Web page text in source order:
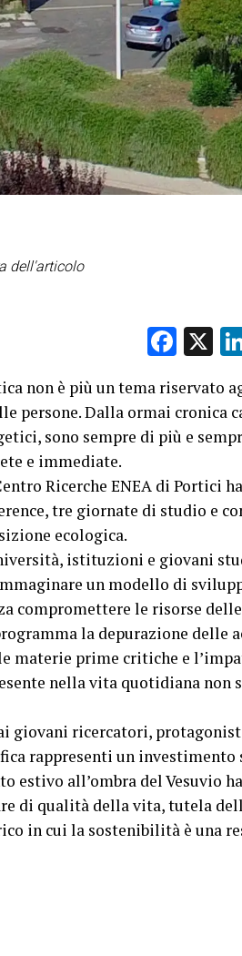
dell'articolo
X
non è più un tema riservato
persone. Dalla ormai cronica
sono sempre di più e
e immediate.
Ricerche ENEA di Portici
tre giornate di studio e
ecologica.
istituzioni e giovani
un modello di
compromettere le risorse
la depurazione delle
materie prime critiche e
nella vita quotidiana
giovani ricercatori,
rappresenti un investimento
estivo all’ombra del Vesuvio
di qualità della vita, tutela
in cui la sostenibilità è una